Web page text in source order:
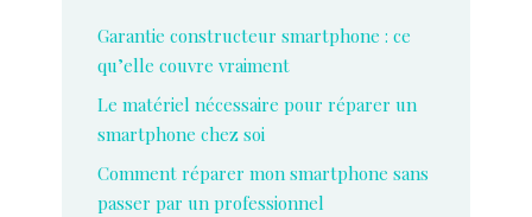
Garantie constructeur smartphone : ce
qu’elle couvre vraiment
Le matériel nécessaire pour réparer un
smartphone chez soi
Comment réparer mon smartphone sans
passer par un professionnel